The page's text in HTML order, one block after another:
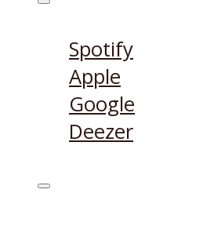
Spotify
Apple
Google
Deezer